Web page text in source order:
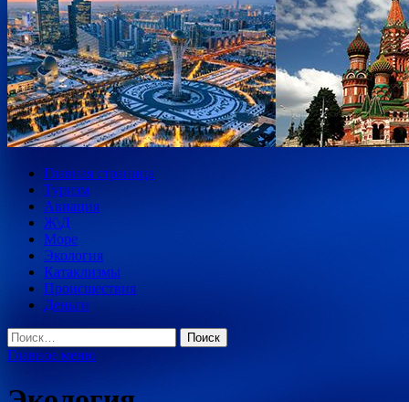
Главная страница
Туризм
Авиация
Ж\Д
Море
Экология
Катаклизмы
Происшествия
Деньги
Найти:
Главное меню